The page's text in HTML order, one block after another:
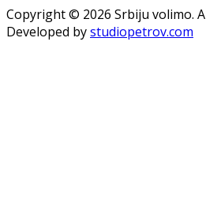
Copyright © 2026 Srbiju volimo.
Developed bystudiopetrov.com